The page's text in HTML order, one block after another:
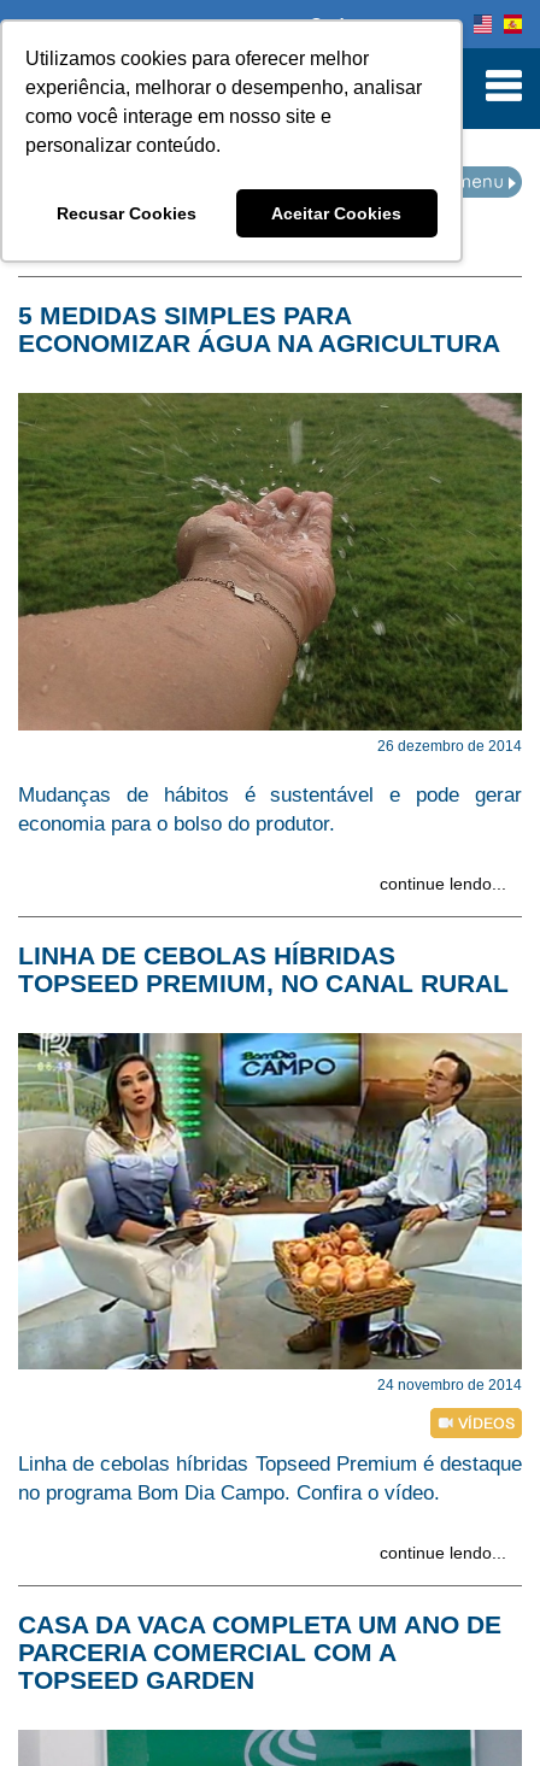
Utilizamos cookies para oferecer melhor
experiência, melhorar o desempenho, analisar
como você interage em nosso site e
personalizar conteúdo.
Recusar Cookies Aceitar Cookies
to Content
Onde comprar
5 MEDIDAS SIMPLES PARA
ECONOMIZAR ÁGUA NA AGRICULTURA
26 dezembro de 2014
Mudanças de hábitos é sustentável e pode gerar
economia para o bolso do produtor.
continue lendo...
LINHA DE CEBOLAS HÍBRIDAS
TOPSEED PREMIUM, NO CANAL RURAL
24 novembro de 2014
Linha de cebolas híbridas Topseed Premium é destaque
no programa Bom Dia Campo. Confira o vídeo.
continue lendo...
CASA DA VACA COMPLETA UM ANO DE
PARCERIA COMERCIAL COM A
TOPSEED GARDEN